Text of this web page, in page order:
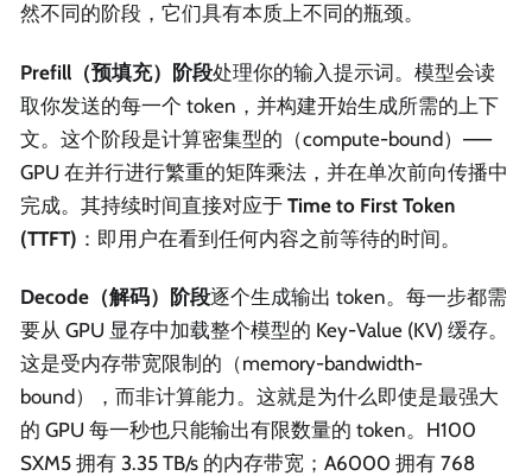
然不同的阶段，它们具有本质上不同的瓶颈。
Prefill（预填充）阶段处理你的输入提示词。模型会读
取你发送的每一个 token，并构建开始生成所需的上下
文。这个阶段是计算密集型的（compute-bound）——
GPU 在并行进行繁重的矩阵乘法，并在单次前向传播中
完成。其持续时间直接对应于 Time to First Token
(TTFT) ：即用户在看到任何内容之前等待的时间。
Decode（解码）阶段逐个生成输出 token。每一步都需
要从 GPU 显存中加载整个模型的 Key-Value (KV) 缓存。
这是受内存带宽限制的（memory-bandwidth-
bound），而非计算能力。这就是为什么即使是最强大
的 GPU 每一秒也只能输出有限数量的 token。H100
SXM5 拥有 3.35 TB/s 的内存带宽；A6000 拥有 768